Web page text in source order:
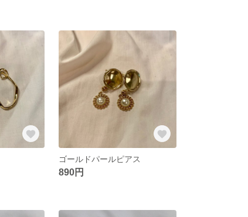
ゴールドパールピアス
890円